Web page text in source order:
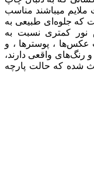
ملایم میباشند مناسب
که جلوه‌ای طبیعی به
نور کمتری نسبت به
عکس‌ها ، پوسترها ، و
رنگ‌های واقعی دارند،
شده که حالت پارچه